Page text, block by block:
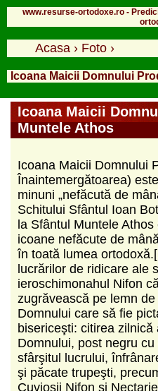
www.resurse-ortodoxe.ro -
Acasa › Foto ›
Icoana Maicii Domnului
Icoana Maicii
Muntele Athos
Icoana Maicii Domnului
Înaintemergătoarea)
minuni „nefăcută de
Schitului Sfântul Ioan
la Sfântul Muntele
icoane nefăcute de
în toată lumea
lucrărilor de ridicare ale
ieroschimonahul Nifon
zugrăvească pe lemn
Domnului care să fie
bisericeşti: citirea zilnică
Domnului, post negru
sfârşitul lucrului,
şi păcate trupeşti,
Cuvioşii Nifon şi